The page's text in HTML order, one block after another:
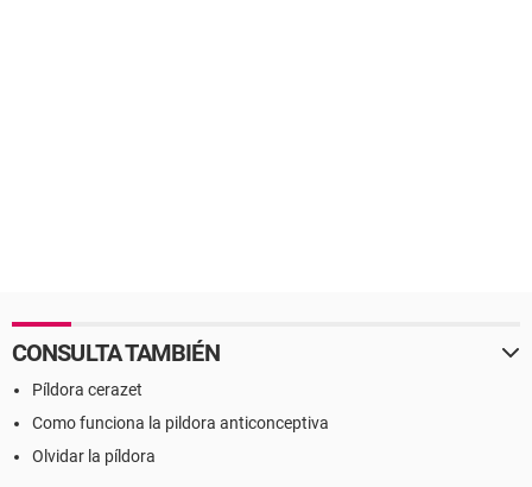
CONSULTA TAMBIÉN
Píldora cerazet
Como funciona la pildora anticonceptiva
Olvidar la píldora